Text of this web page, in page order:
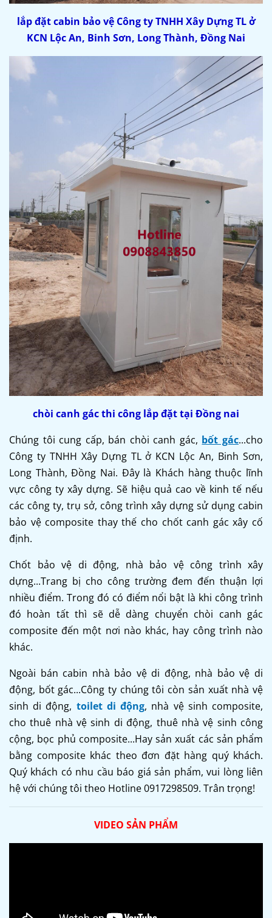
lắp đặt cabin bảo vệ Công ty TNHH Xây Dựng TL ở
KCN Lộc An, Binh Sơn, Long Thành, Đồng Nai
chòi canh gác thi công lắp đặt tại Đồng nai
Chúng tôi cung cấp, bán chòi canh gác, bốt gác...cho
Công ty TNHH Xây Dựng TL ở KCN Lộc An, Binh Sơn,
Long Thành, Đồng Nai. Đây là Khách hàng thuộc lĩnh
vực công ty xây dựng. Sẽ hiệu quả cao về kinh tế nếu
các công ty, trụ sở, công trình xây dựng sử dụng cabin
bảo vệ composite thay thế cho chốt canh gác xây cố
định.
Chốt bảo vệ di động, nhà bảo vệ công trình xây
dựng...Trang bị cho công trường đem đến thuận lợi
nhiều điểm. Trong đó có điểm nổi bật là khi công trình
đó hoàn tất thì sẽ dễ dàng chuyển chòi canh gác
composite đến một nơi nào khác, hay công trình nào
khác.
Ngoài bán cabin nhà bảo vệ di động, nhà bảo vệ di
động, bốt gác...Công ty chúng tôi còn sản xuất nhà vệ
sinh di động, toilet di động, nhà vệ sinh composite,
cho thuê nhà vệ sinh di động, thuê nhà vệ sinh công
cộng, bọc phủ composite...Hay sản xuất các sản phẩm
bằng composite khác theo đơn đặt hàng quý khách.
Quý khách có nhu cầu báo giá sản phẩm, vui lòng liên
hệ với chúng tôi theo Hotline 0917298509. Trân trọng!
VIDEO SẢN PHẨM